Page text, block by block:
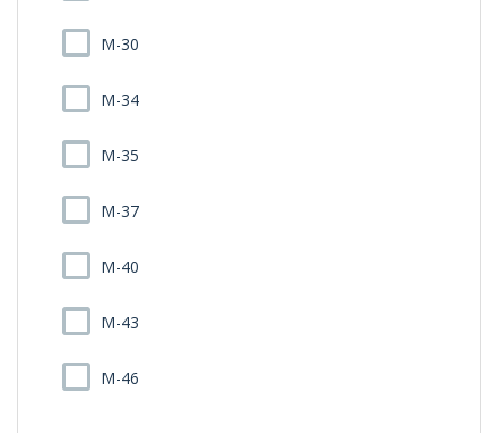
M-30
M-34
M-35
M-37
M-40
M-43
M-46